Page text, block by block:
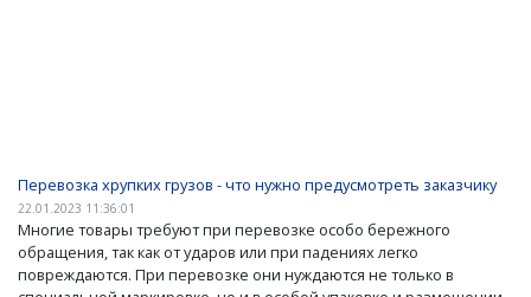
Перевозка хрупких грузов - что нужно предусмотреть заказчику
22.01.2023 11:36:01
Многие товары требуют при перевозке особо бережного
обращения, так как от ударов или при падениях легко
повреждаются. При перевозке они нуждаются не только в